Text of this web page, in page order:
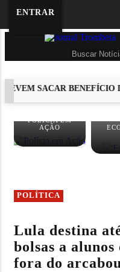
ENTRAR
SACAR BENEFÍCIO
POLÍCIA EM
AÇÃO
POLÍTICA
Lula destina
bolsas a
fora do